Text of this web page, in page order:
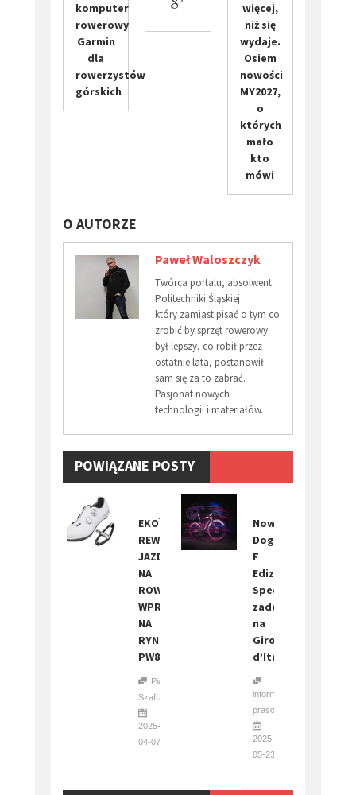
komputer
rowerowy
Garmin
dla
rowerzystów
górskich
więcej,
niż się
wydaje.
Osiem
nowości
MY2027,
o
których
mało
kto
mówi
O AUTORZE
Paweł Waloszczyk
Twórca portalu, absolwent
Politechniki Śląskiej
który zamiast pisać o tym co
zrobić by sprzęt rowerowy
był lepszy, co robił przez
ostatnie lata, postanowił
sam się za to zabrać.
Pasjonat nowych
technologii i materiałów.
POWIĄZANE POSTY
EKOÏ
REWOLUCJONIZUJE
JAZDĘ
NA
ROWERZE,
WPROWADZAJĄC
NA
RYNEK
PW8
Piotr
Szafraniec
2025-
04-07
Nowa
Dogma
F
Edizione
Speciale
zadebiutuje
na
Giro
d’Italia
informacja
prasowa
2025-
05-23